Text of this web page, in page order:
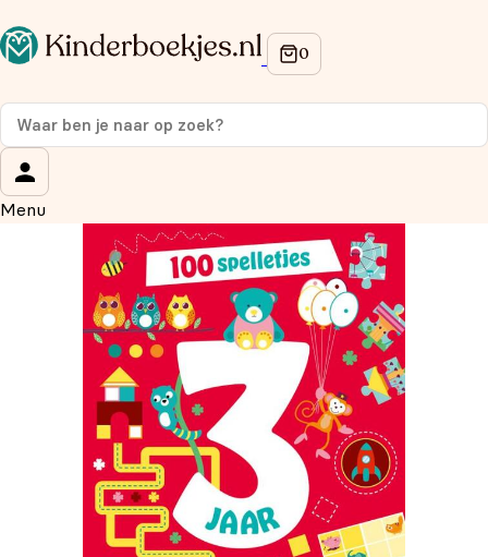
Menu
Op de hoogte blijven van onze acties?
Meld je aan voor onze nieuwsbrief en ontvang
korting
Wat is je voornaam?
Wat is je e-mailadres?*
Aanmelden
We gebruiken je gegevens om contact op te nemen, in
overeenstemming met ons
privacybeleid.